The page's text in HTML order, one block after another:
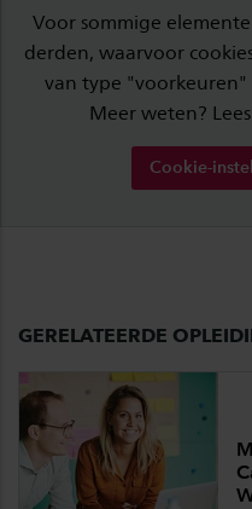
Voor sommige
derden, waarvoor
van type
Meer weten?
Cookie-
GERELATEERDE